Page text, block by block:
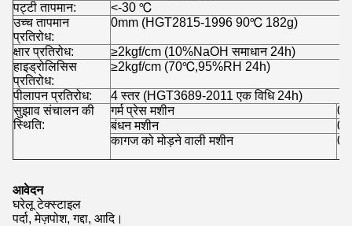
पट्टी तापमान:
<-30 ℃
उच्च तापमान
प्रतिरोध:
0mm (HGT2815-1996 90℃ 182g)
क्षार प्रतिरोध:
≥2kgf/cm (10%NaOH समाधान 24h)
हाइड्रोलिसिस
प्रतिरोध:
≥2kgf/cm (70℃,95%RH 24h)
पीलापन प्रतिरोध:
4 स्तर (HGT3689-2011 एक विधि 24h)
सुझाव संचालन की
स्थिति:
गर्म प्रेस मशीन
बंधन मशीन
कागज को मोड़ने वाली मशीन
आवेदन
घरेलू टेक्स्टाइल
पर्दा, मेज़पोश, गद्दा, आदि।